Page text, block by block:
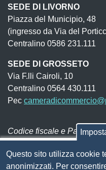
SEDE DI LIVORNO
Piazza del Municipio, 48
(ingresso da Via del
Centralino 0586 231.111
SEDE DI GROSSETO
Via F.lli Cairoli, 10
Centralino 0564 430.111
Pec
Codice fiscale e Partita Iva:
Pagare con PagoPA
Questo sito utilizza cookie
anonimizzati. Per